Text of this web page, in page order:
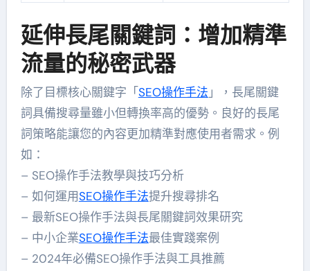
延伸長尾關鍵詞：增加精準
流量的秘密武器
除了目標核心關鍵字「SEO操作手法」，長尾關鍵
詞具備搜尋量雖小但轉換率高的優勢。良好的長尾
詞策略能讓您的內容更加精準對應使用者需求。例
如：
– SEO操作手法教學與技巧分析
– 如何運用SEO操作手法提升搜尋排名
– 最新SEO操作手法與長尾關鍵詞效果研究
– 中小企業SEO操作手法最佳實踐案例
– 2024年必備SEO操作手法與工具推薦